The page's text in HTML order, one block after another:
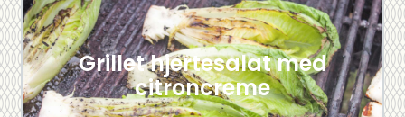
Grillet hjertesalat med
citroncreme